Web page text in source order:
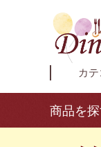
カ
商品を